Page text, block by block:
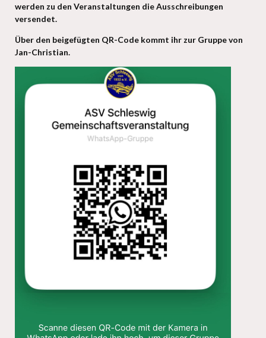
werden zu den Veranstaltungen die Ausschreibungen
versendet.
Über den beigefügten QR-Code kommt ihr zur Gruppe von
Jan-Christian.